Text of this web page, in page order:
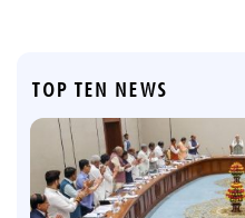
TOP TEN NEWS